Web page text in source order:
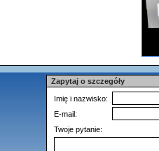
Zapytaj o szczegóły
Imię i nazwisko:
E-mail:
Twoje pytanie: